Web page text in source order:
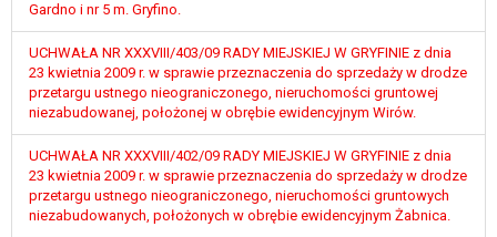
Gardno i nr 5 m. Gryfino.
UCHWAŁA NR XXXVIII/403/09 RADY MIEJSKIEJ W GRYFINIE z dnia
23 kwietnia 2009 r. w sprawie przeznaczenia do sprzedaży w drodze
przetargu ustnego nieograniczonego, nieruchomości gruntowej
niezabudowanej, położonej w obrębie ewidencyjnym Wirów.
UCHWAŁA NR XXXVIII/402/09 RADY MIEJSKIEJ W GRYFINIE z dnia
23 kwietnia 2009 r. w sprawie przeznaczenia do sprzedaży w drodze
przetargu ustnego nieograniczonego, nieruchomości gruntowych
niezabudowanych, położonych w obrębie ewidencyjnym Żabnica.